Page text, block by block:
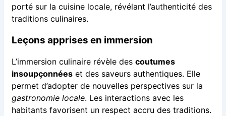
porté sur la cuisine locale, révélant l’authenticité des
traditions culinaires.
Leçons apprises en immersion
L’immersion culinaire révèle des coutumes
insoupçonnéeset des saveurs authentiques. Elle
permet d’adopter de nouvelles perspectives sur la
gastronomie locale. Les interactions avec les
habitants favorisent un respect accru des traditions.